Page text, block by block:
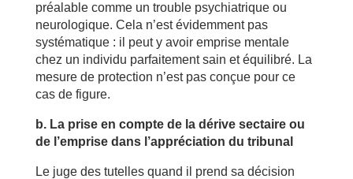
préalable comme un trouble psychiatrique ou
neurologique. Cela n’est évidemment pas
systématique : il peut y avoir emprise mentale
chez un individu parfaitement sain et équilibré. La
mesure de protection n’est pas conçue pour ce
cas de figure.
b. La prise en compte de la dérive sectaire ou
de l’emprise dans l’appréciation du tribunal
Le juge des tutelles quand il prend sa décision